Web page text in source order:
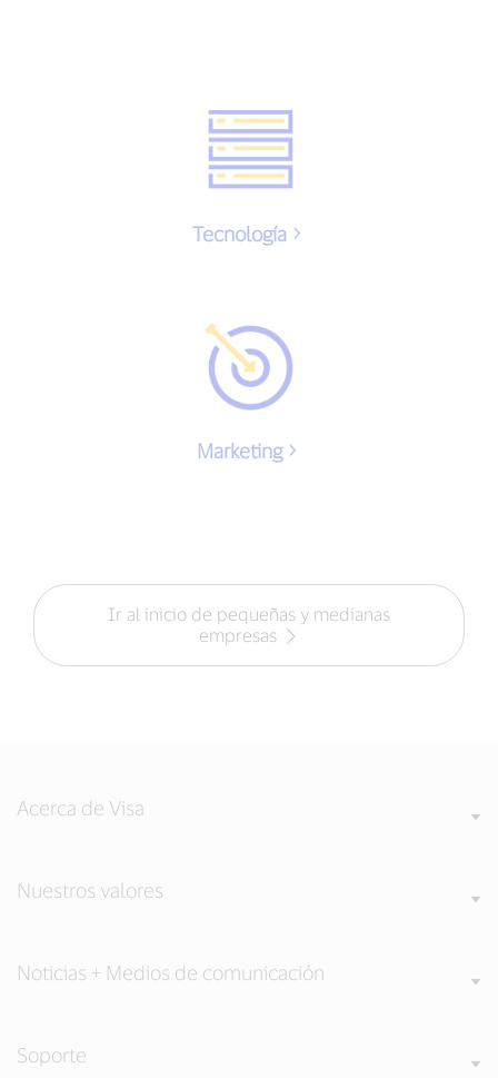
Tecnología
Marketing
Ir al inicio de pequeñas y medianas
empresas
Acerca de Visa
Nuestros valores
Noticias + Medios de comunicación
Soporte